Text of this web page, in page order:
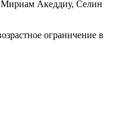
Мириам Акеддиу, Селин
ограничение в